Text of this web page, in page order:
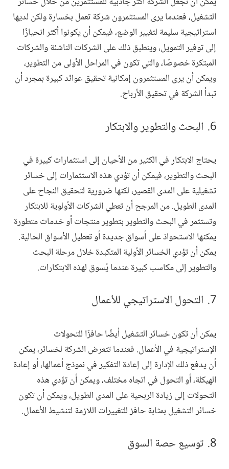
التشغيل، فعندما يرى المستثمرون شركة تعمل بخسارة ولكن لديها
استراتيجية سليمة لتغيير الوضع، فيمكن أن يكونوا أكثر انحيازًا
إلى توفير التمويل، وينطبق ذلك على الشركات الناشئة والشركات
المبتكرة خصوصًا، والتي تكون في المراحل الأولى من التطوير،
ويمكن أن يرى المستثمرون إمكانية تحقيق عوائد كبيرة بمجرد أن
تبدأ الشركة في تحقيق الأرباح.
البحث والتطوير والابتكار
يحتاج الابتكار في الكثير من الأحيان إلى استثمارات كبيرة في
البحث والتطوير، فيمكن أن تؤدي هذه الاستثمارات إلى خسائر
تشغيلية على المدى القصير، لكنها ضرورية لتحقيق النجاح على
المدى الطويل. من المرجح أن تعطي الشركات الأولوية للابتكار
وتستثمر في البحث والتطوير بتطوير منتجات أو خدمات متطورة
يمكنها الاستحواذ على أسواق جديدة أو تعطيل الأسواق الحالية.
يمكن أن تؤدي الخسائر الأولية المتكبدة خلال مرحلة البحث
والتطوير إلى مكاسب كبيرة عندما يُسوق لهذه الابتكارات.
التحول الاستراتيجي للأعمال
يمكن أن تكون خسائر التشغيل أيضًا حافزًا للتحولات
الإستراتيجية في الأعمال. فعندما تتعرض الشركة لخسائر، يمكن
أن يدفع ذلك الإدارة إلى إعادة التفكير في نموذج أعمالها، أو إعادة
الهيكلة، أو التحول في اتجاه مختلف، ويمكن أن تؤدي هذه
التحولات إلى زيادة الربحية على المدى الطويل، ويمكن أن تكون
خسائر التشغيل بمثابة حافز للتغييرات اللازمة لتنشيط الأعمال.
توسيع حصة السوق